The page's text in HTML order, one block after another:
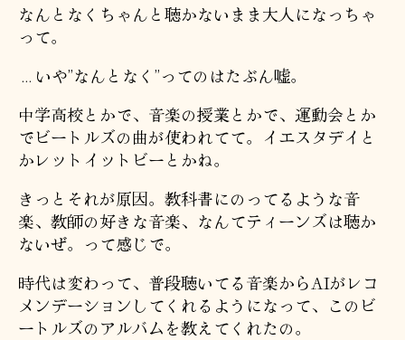
なんとなくちゃんと聴かないまま大人になっちゃ
って。
…いや”なんとなく”ってのはたぶん嘘。
中学高校とかで、音楽の授業とかで、運動会とか
でビートルズの曲が使われてて。イエスタデイと
かレットイットビーとかね。
きっとそれが原因。教科書にのってるような音
楽、教師の好きな音楽、なんてティーンズは聴か
ないぜ。って感じで。
時代は変わって、普段聴いてる音楽からAIがレコ
メンデーションしてくれるようになって、このビ
ートルズのアルバムを教えてくれたの。